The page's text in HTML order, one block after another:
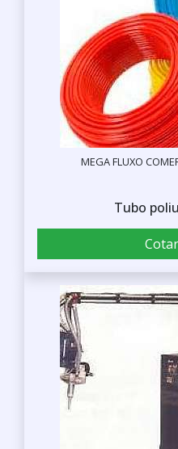
MEGA FLUXO
Tubo